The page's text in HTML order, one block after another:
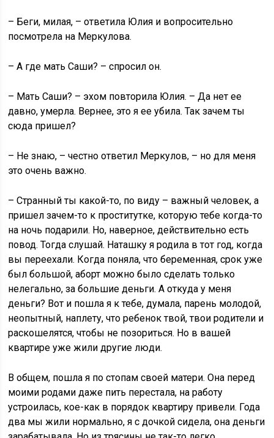
– Беги, милая, – ответила Юлия и вопросительно
посмотрела на Меркулова.
– А где мать Саши? – спросил он.
– Мать Саши? – эхом повторила Юлия. – Да нет ее
давно, умерла. Вернее, это я ее убила. Так зачем ты
сюда пришел?
– Не знаю, – честно ответил Меркулов, – но для меня
это очень важно.
– Странный ты какой-то, по виду – важный человек, а
пришел зачем-то к проститутке, которую тебе когда-то
на ночь подарили. Но, наверное, действительно есть
повод. Тогда слушай. Наташку я родила в тот год, когда
вы переехали. Когда поняла, что беременная, срок уже
был большой, аборт можно было сделать только
нелегально, за большие деньги. А откуда у меня
деньги? Вот и пошла я к тебе, думала, парень молодой,
неопытный, наплету, что ребенок твой, твои родители и
раскошелятся, чтобы не позориться. Но в вашей
квартире уже жили другие люди.
В общем, пошла я по стопам своей матери. Она перед
моими родами даже пить перестала, на работу
устроилась, кое-как в порядок квартиру привели. Года
два мы жили нормально, я с дочкой сидела, она деньги